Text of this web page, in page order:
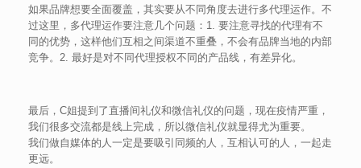
如果品牌想要全面覆盖，其实要从不同角度去进行多代理运作。不
过这里，多代理运作要注意几个问题：1. 要注意寻找的代理有不
同的优势，这样他们互相之间渠道不重叠，不会有品牌当地的内部
竞争。2. 最好是对不同代理授权不同的产品线，有差异化。
最后，C姐提到了直播间礼仪和微信礼仪的问题，现在疫情严重，
我们很多交流都是线上完成，所以微信礼仪就显得尤为重要。
我们做自媒体的人一定是要吸引同频的人，互相认可的人，一起走
更远。